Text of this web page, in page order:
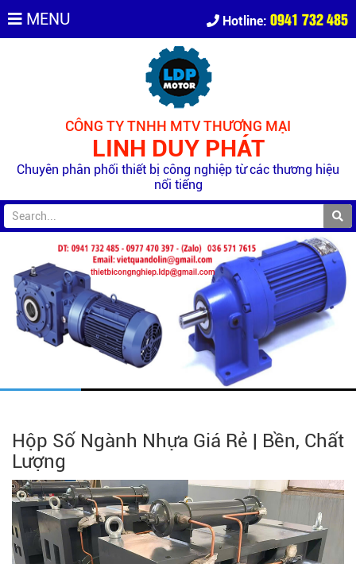
MENU Hotline: 0941 732 485
CÔNG TY TNHH MTV THƯƠNG MẠI
LINH DUY PHÁT
Chuyên phân phối thiết bị công nghiệp từ các thương hiệu
nổi tiếng
Hộp Số Ngành Nhựa Giá Rẻ | Bền, Chất
Lượng